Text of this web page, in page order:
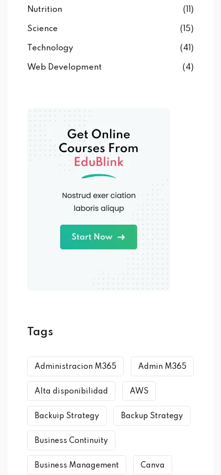
Nutrition (11)
Science (15)
Technology (41)
Web Development (4)
Tags
Administracion M365 Admin M365
Alta disponibilidad AWS
Backuip Strategy Backup Strategy
Business Continuity
Business Management Canva